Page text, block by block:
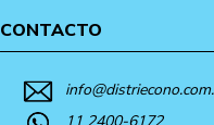
CONTACTO